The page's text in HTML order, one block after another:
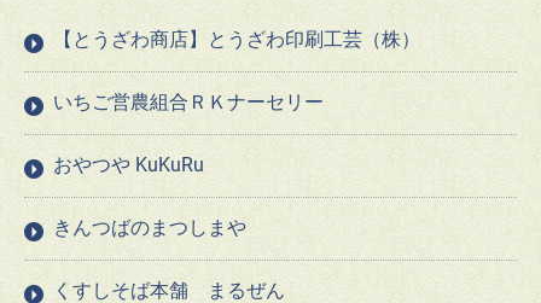
【とうざわ商店】とうざわ印刷工芸（株）
いちご営農組合ＲＫナーセリー
おやつや KuKuRu
きんつばのまつしまや
くすしそば本舗 まるぜん